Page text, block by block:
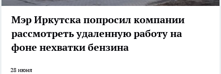
Мэр Иркутска попросил компании
рассмотреть удаленную работу на
фоне нехватки бензина
28 июня